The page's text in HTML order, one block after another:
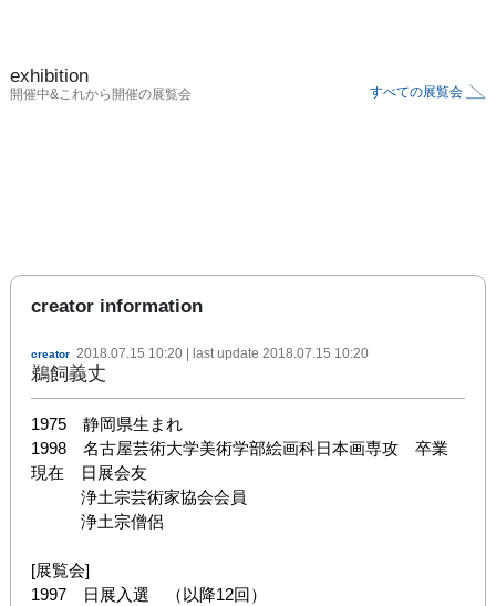
exhibition
開催中&これから開催の展覧会 すべての展覧会
creator information
creator 2018.07.15 10:20 | last update 2018.07.15 10:20
鵜飼義丈
1975　静岡県生まれ
1998　名古屋芸術大学美術学部絵画科日本画専攻　卒業
現在　日展会友
浄土宗芸術家協会会員
浄土宗僧侶
[展覧会]
1997　日展入選　（以降12回）